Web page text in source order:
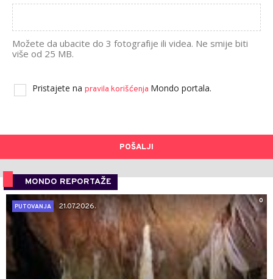
Možete da ubacite do 3 fotografije ili videa. Ne smije biti
više od 25 MB.
Pristajete na pravila korišćenja Mondo portala.
POŠALJI
MONDO REPORTAŽE
0
PUTOVANJA
21.07.2026.